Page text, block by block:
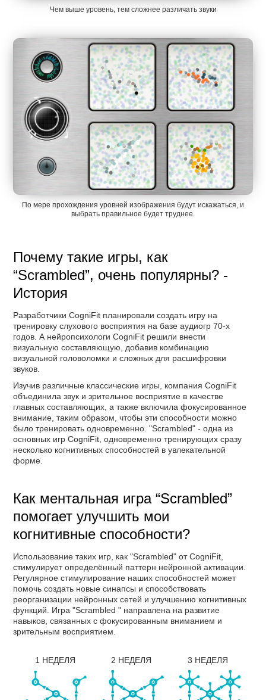
Чем выше уровень, тем сложнее различать звуки
По мере прохождения уровней изображения будут искажаться, и
выбрать правильное будет труднее.
Почему такие игры, как
“Scrambled”, очень популярны? -
История
Разработчики CogniFit планировали создать игру на
тренировку слухового восприятия на базе аудиогр 70-х
годов. А нейропсихологи CogniFit решили внести
визуальную составляющую, добавив комбинацию
визуальной головоломки и сложных для расшифровки
звуков.
Изучив различные классические игры, компания CogniFit
объединила звук и зрительное восприятие в качестве
главных составляющих, а также включила фокусированное
внимание, таким образом, чтобы эти способности можно
было тренировать одновременно. "Scrambled" - одна из
основных игр CogniFit, одновременно тренирующих сразу
несколько когнитивных способностей в увлекательной
форме.
Как ментальная игра “Scrambled”
помогает улучшить мои
когнитивные способности?
Использование таких игр, как "Scrambled" от CogniFit,
стимулирует определённый паттерн нейронной активации.
Регулярное стимулирование наших способностей может
помочь создать новые синапсы и способствовать
реорганизации нейронных сетей и улучшению когнитивных
функций. Игра "Scrambled " направлена на развитие
навыков, связанных с фокусированным вниманием и
зрительным восприятием.
1 НЕДЕЛЯ 2 НЕДЕЛЯ 3 НЕДЕЛЯ